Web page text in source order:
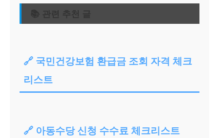
📚 관련 추천 글
🔗 국민건강보험 환급금 조회 자격 체크
리스트
🔗 아동수당 신청 수수료 체크리스트